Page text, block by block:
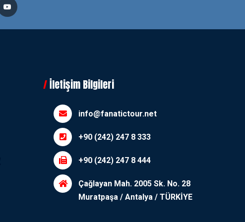
İletişim Bilgileri
info@fanatictour.net
+90 (242) 247 8 333
+90 (242) 247 8 444
Çağlayan Mah. 2005 Sk. No. 28
Muratpaşa / Antalya / TÜRKİYE